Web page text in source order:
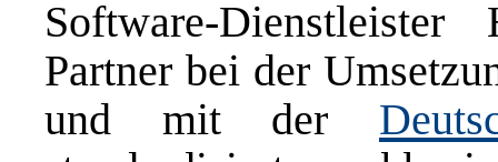
Software-
Partner bei der
und mit der